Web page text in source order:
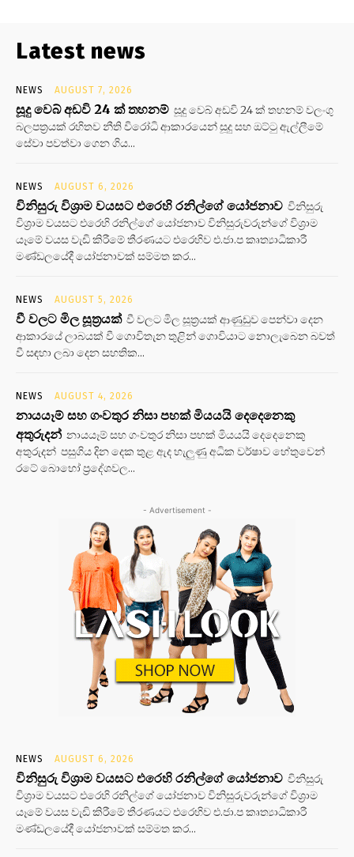
Latest news
NEWS AUGUST 7, 2026
සූදු වෙබ් අඩවි 24 ක් තහනම් සූදු වෙබ් අඩවි 24 ක් තහනම් වලංගු
බලපත්‍රයක් රහිතව නීති විරෝධි ආකාරයෙන් සූදු සහ ඔට්ටු ඇල්ලීමේ
සේවා පවත්වා ගෙන ගිය...
NEWS AUGUST 6, 2026
විනිසුරු විශ්‍රාම වයසට එරෙහි රනිල්ගේ යෝජනාව විනිසුරු
විශ්‍රාම වයසට එරෙහි රනිල්ගේ යෝජනාව විනිසුරුවරුන්ගේ විශ්‍රාම
යෑමේ වයස වැඩි කිරීමේ තීරණයට එරෙහිව එ.ජා.ප කෘත්‍යාධිකාරී
මණ්ඩලයේදී යෝජනාවක් සම්මත කර...
NEWS AUGUST 5, 2026
වී වලට මිල සූත්‍රයක් වී වලට මිල සූත්‍රයක් ආණුඩුව පෙන්වා දෙන
ආකාරයේ ලාබයක් වී ගොවිතැන තුළින් ගොවියාට නොලැබෙන බවත්
වී සඳහා ලබා දෙන සහතික...
NEWS AUGUST 4, 2026
නායයෑම් සහ ගංවතුර නිසා පහක් මියයයි දෙදෙනෙකු
අතුරුදන් නායයෑම් සහ ගංවතුර නිසා පහක් මියයයි දෙදෙනෙකු
අතුරුදන් පසුගිය දින දෙක තුළ ඇද හැලුණු අධික වර්ෂාව හේතුවෙන්
රටේ බොහෝ ප්‍රදේශවල...
- Advertisement -
NEWS AUGUST 6, 2026
විනිසුරු විශ්‍රාම වයසට එරෙහි රනිල්ගේ යෝජනාව විනිසුරු
විශ්‍රාම වයසට එරෙහි රනිල්ගේ යෝජනාව විනිසුරුවරුන්ගේ විශ්‍රාම
යෑමේ වයස වැඩි කිරීමේ තීරණයට එරෙහිව එ.ජා.ප කෘත්‍යාධිකාරී
මණ්ඩලයේදී යෝජනාවක් සම්මත කර...